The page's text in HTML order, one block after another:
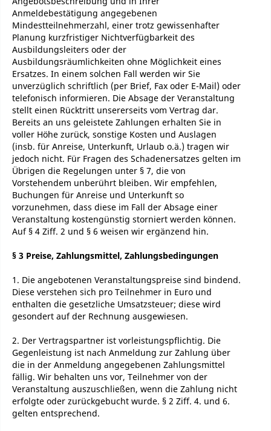
Anmeldebestätigung angegebenen
Mindestteilnehmerzahl, einer trotz gewissenhafter
Planung kurzfristiger Nichtverfügbarkeit des
Ausbildungsleiters oder der
Ausbildungsräumlichkeiten ohne Möglichkeit eines
Ersatzes. In einem solchen Fall werden wir Sie
unverzüglich schriftlich (per Brief, Fax oder E-Mail) oder
telefonisch informieren. Die Absage der Veranstaltung
stellt einen Rücktritt unsererseits vom Vertrag dar.
Bereits an uns geleistete Zahlungen erhalten Sie in
voller Höhe zurück, sonstige Kosten und Auslagen
(insb. für Anreise, Unterkunft, Urlaub o.ä.) tragen wir
jedoch nicht. Für Fragen des Schadenersatzes gelten im
Übrigen die Regelungen unter § 7, die von
Vorstehendem unberührt bleiben. Wir empfehlen,
Buchungen für Anreise und Unterkunft so
vorzunehmen, dass diese im Fall der Absage einer
Veranstaltung kostengünstig storniert werden können.
Auf § 4 Ziff. 2 und § 6 weisen wir ergänzend hin.
§ 3 Preise, Zahlungsmittel, Zahlungsbedingungen
1. Die angebotenen Veranstaltungspreise sind bindend.
Diese verstehen sich pro Teilnehmer in Euro und
enthalten die gesetzliche Umsatzsteuer; diese wird
gesondert auf der Rechnung ausgewiesen.
2. Der Vertragspartner ist vorleistungspflichtig. Die
Gegenleistung ist nach Anmeldung zur Zahlung über
die in der Anmeldung angegebenen Zahlungsmittel
fällig. Wir behalten uns vor, Teilnehmer von der
Veranstaltung auszuschließen, wenn die Zahlung nicht
erfolgte oder zurückgebucht wurde. § 2 Ziff. 4. und 6.
gelten entsprechend.